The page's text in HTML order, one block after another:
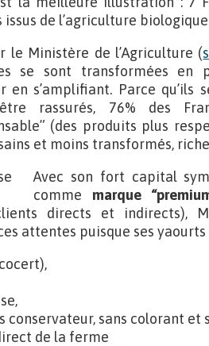
de l’agriculture
le Ministère de l’Agriculture (
se sont transformées en
en s’amplifiant. Parce qu’ils
rassurés, 76% des
(des produits plus
et moins transformés,
Avec son fort capital
comme marque
directs et indirects),
attentes puisque ses yaourts
conservateur, sans colorant
de la ferme